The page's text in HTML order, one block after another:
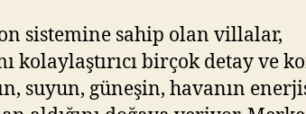
sistemine sahip olan villalar,
kolaylaştırıcı birçok detay ve
suyun, güneşin, havanın